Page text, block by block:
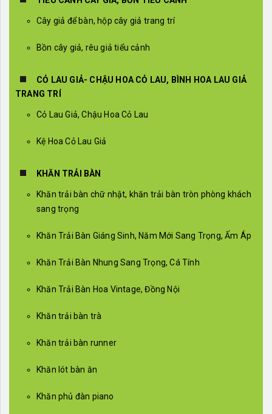
Cây giả để bàn, hộp cây giả trang trí
Bồn cây giả, rêu giả tiểu cảnh
CỎ LAU GIẢ- CHẬU HOA CỎ LAU, BÌNH HOA LAU GIẢ
TRANG TRÍ
Cỏ Lau Giả, Chậu Hoa Cỏ Lau
Kệ Hoa Cỏ Lau Giả
KHĂN TRẢI BÀN
Khăn trải bàn chữ nhật, khăn trải bàn tròn phòng khách
sang trọng
Khăn Trải Bàn Giáng Sinh, Năm Mới Sang Trọng, Ấm Áp
Khăn Trải Bàn Nhung Sang Trọng, Cá Tính
Khăn Trải Bàn Hoa Vintage, Đồng Nội
Khăn trải bàn trà
Khăn trải bàn runner
Khăn lót bàn ăn
Khăn phủ đàn piano